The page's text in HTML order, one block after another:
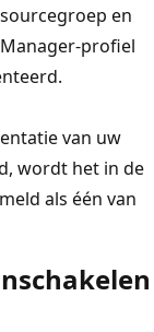
en
profiel
van uw
wordt het in de
als één van